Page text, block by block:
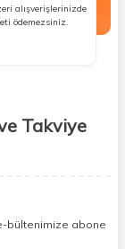
alışverişlerinizde
ödemezsiniz.
Takviye
gerek yok;
kapınıza kadar
bültenimize abone